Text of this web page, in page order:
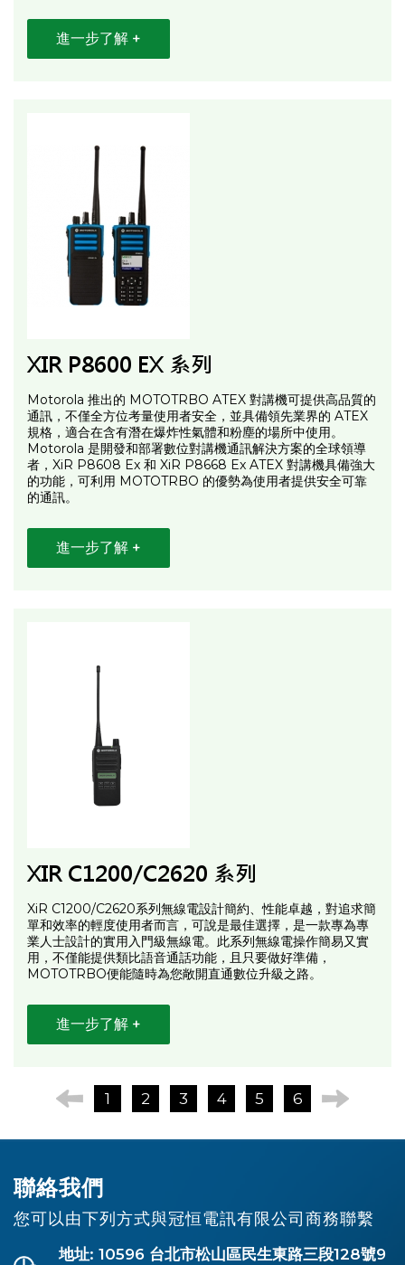
進一步了解 +
XIR P8600 EX 系列
Motorola 推出的 MOTOTRBO ATEX 對講機可提供高品質的
通訊，不僅全方位考量使用者安全，並具備領先業界的 ATEX
規格，適合在含有潛在爆炸性氣體和粉塵的場所中使用。
Motorola 是開發和部署數位對講機通訊解決方案的全球領導
者，XiR P8608 Ex 和 XiR P8668 Ex ATEX 對講機具備強大
的功能，可利用 MOTOTRBO 的優勢為使用者提供安全可靠
的通訊。
進一步了解 +
XIR C1200/C2620 系列
XiR C1200/C2620系列無線電設計簡約、性能卓越，對追求簡
單和效率的輕度使用者而言，可說是最佳選擇，是一款專為專
業人士設計的實用入門級無線電。此系列無線電操作簡易又實
用，不僅能提供類比語音通話功能，且只要做好準備，
MOTOTRBO便能隨時為您敞開直通數位升級之路。
進一步了解 +
1 2 3 4 5 6
聯絡我們
您可以由下列方式與冠恒電訊有限公司商務聯繫
地址: 10596 台北市松山區民生東路三段128號9